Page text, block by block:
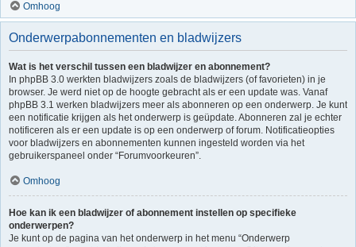
Omhoog
Onderwerpabonnementen en bladwijzers
Wat is het verschil tussen een bladwijzer en abonnement?
In phpBB 3.0 werkten bladwijzers zoals de bladwijzers (of favorieten) in je
browser. Je werd niet op de hoogte gebracht als er een update was. Vanaf
phpBB 3.1 werken bladwijzers meer als abonneren op een onderwerp. Je kunt
een notificatie krijgen als het onderwerp is geüpdate. Abonneren zal je echter
notificeren als er een update is op een onderwerp of forum. Notificatieopties
voor bladwijzers en abonnementen kunnen ingesteld worden via het
gebruikerspaneel onder “Forumvoorkeuren”.
Omhoog
Hoe kan ik een bladwijzer of abonnement instellen op specifieke
onderwerpen?
Je kunt op de pagina van het onderwerp in het menu “Onderwerp